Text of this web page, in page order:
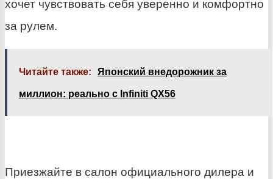
хочет чувствовать себя уверенно и комфортно
за рулем.
Читайте также: Японский внедорожник за
миллион: реально с Infiniti QX56
Приезжайте в салон официального дилера и